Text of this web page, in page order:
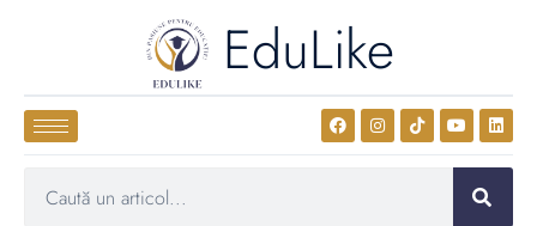
EduLike